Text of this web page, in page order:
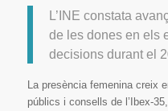
L’INE constata
de les dones en els
decisions durant el
La presència femenina creix
públics i consells de l’Ibex-